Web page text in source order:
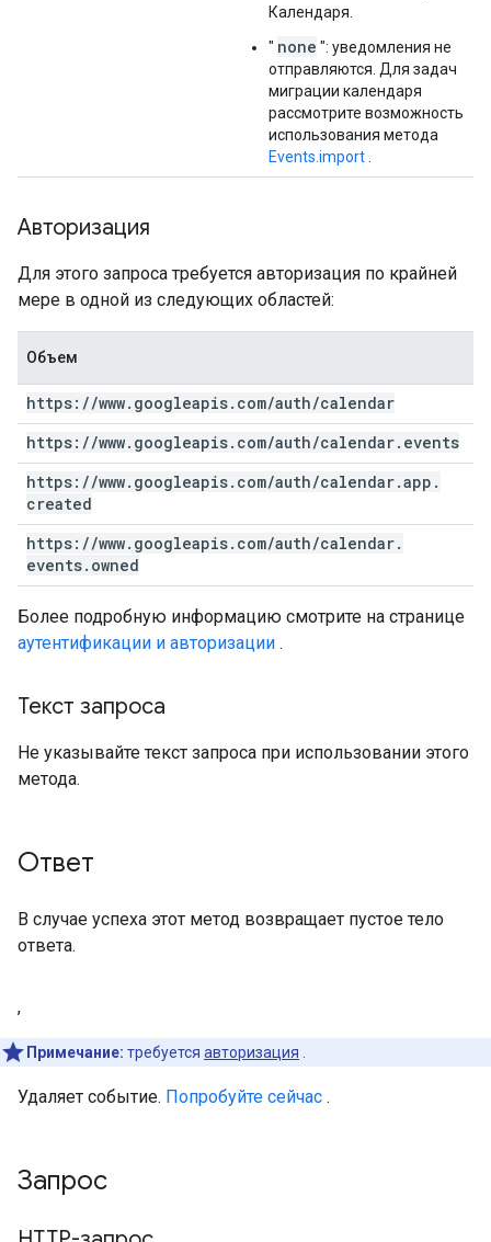
Календаря.
" none ": уведомления не
отправляются. Для задач
миграции календаря
рассмотрите возможность
использования метода
Events.import
Авторизация
Для этого запроса требуется авторизация по крайней
мере в одной из следующих областей:
Объем
https: //www. googleapis. com/auth/calendar
https: //www. googleapis. com/auth/calendar. events
https: //www. googleapis. com/auth/calendar.app .
created
https: //www. googleapis. com/auth/calendar.
events. owned
Более подробную информацию смотрите на странице
аутентификации и авторизации .
Текст запроса
Не указывайте текст запроса при использовании этого
метода.
Ответ
В случае успеха этот метод возвращает пустое тело
ответа.
,
Примечание: требуется авторизация
Удаляет событие. Попробуйте сейчас .
Запрос